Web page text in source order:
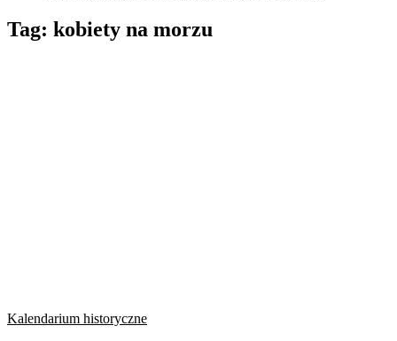
Tag: kobiety na morzu
Kalendarium historyczne